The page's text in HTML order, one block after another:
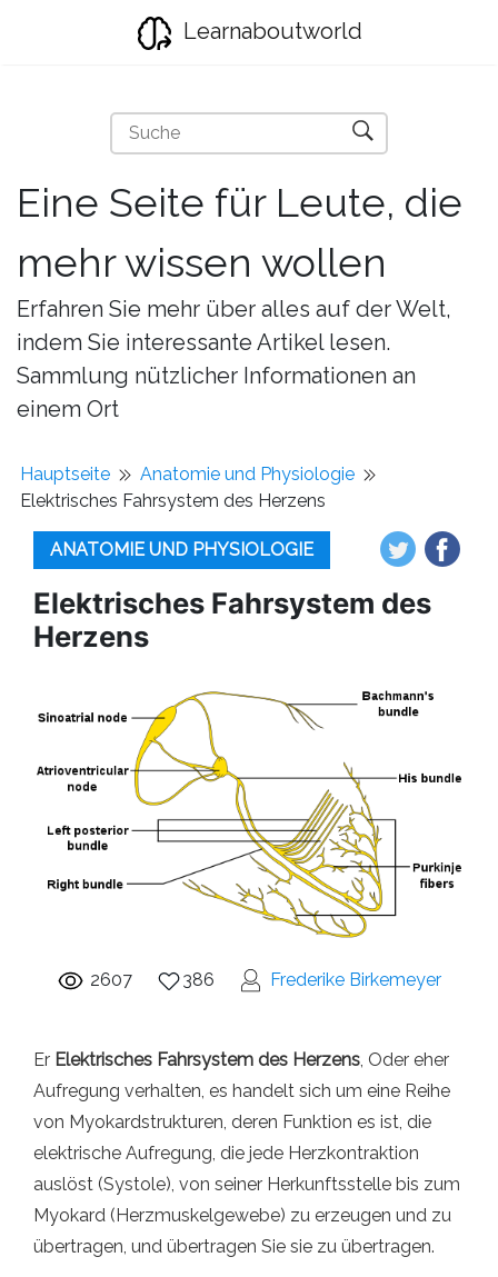
Learnaboutworld
Eine Seite für Leute, die
mehr wissen wollen
Erfahren Sie mehr über alles auf der Welt,
indem Sie interessante Artikel lesen.
Sammlung nützlicher Informationen an
einem Ort
Hauptseite
Anatomie und Physiologie
Elektrisches Fahrsystem des Herzens
ANATOMIE UND PHYSIOLOGIE
Elektrisches Fahrsystem des
Herzens
2607 386 Frederike Birkemeyer
Er Elektrisches Fahrsystem des Herzens, Oder eher
Aufregung verhalten, es handelt sich um eine Reihe
von Myokardstrukturen, deren Funktion es ist, die
elektrische Aufregung, die jede Herzkontraktion
auslöst (Systole), von seiner Herkunftsstelle bis zum
Myokard (Herzmuskelgewebe) zu erzeugen und zu
übertragen, und übertragen Sie sie zu übertragen.